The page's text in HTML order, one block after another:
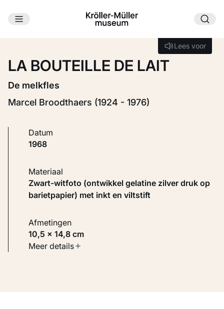
Ga naar hoofdinhoud
Lees voor
Lees voor
LA BOUTEILLE DE LAIT
De melkfles
Marcel Broodthaers (1924 - 1976)
Datum
1968
Materiaal
Zwart-witfoto (ontwikkel gelatine zilver druk op
barietpapier) met inkt en viltstift
Afmetingen
10,5 × 14,8 cm
Soort werk
Meer details